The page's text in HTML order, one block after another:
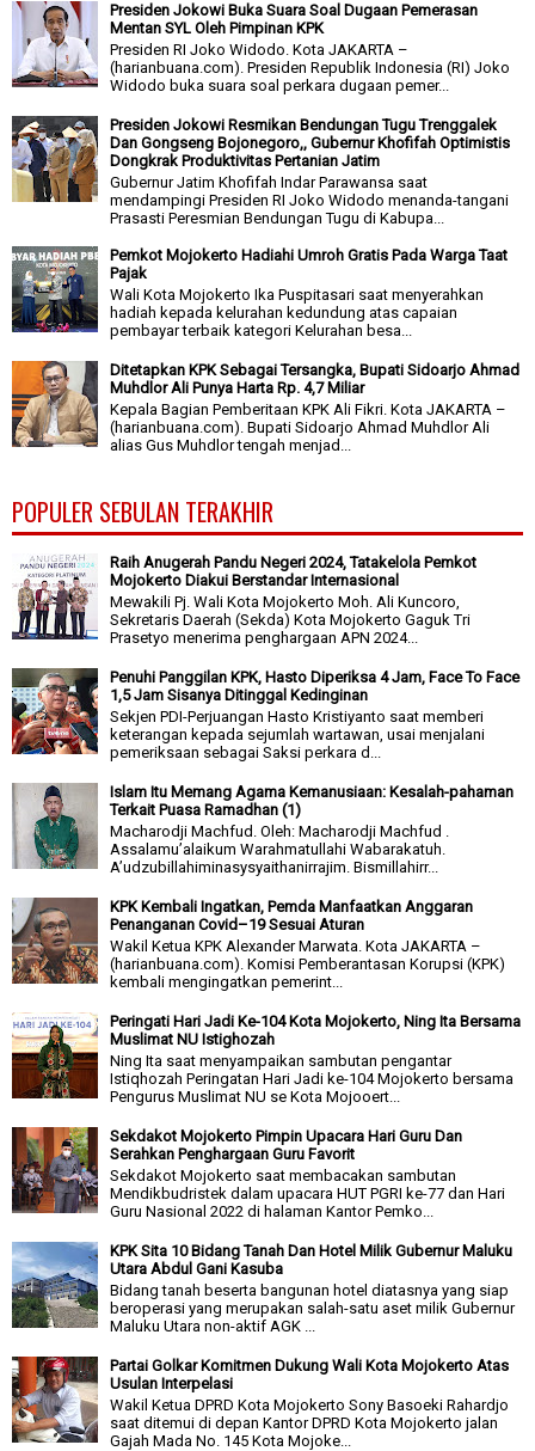
Presiden Jokowi Buka Suara Soal Dugaan Pemerasan
Mentan SYL Oleh Pimpinan KPK
Presiden RI Joko Widodo. Kota JAKARTA –
(harianbuana.com). Presiden Republik Indonesia (RI) Joko
Widodo buka suara soal perkara dugaan pemer...
Presiden Jokowi Resmikan Bendungan Tugu Trenggalek
Dan Gongseng Bojonegoro,, Gubernur Khofifah Optimistis
Dongkrak Produktivitas Pertanian Jatim
Gubernur Jatim Khofifah Indar Parawansa saat
mendampingi Presiden RI Joko Widodo menanda-tangani
Prasasti Peresmian Bendungan Tugu di Kabupa...
Pemkot Mojokerto Hadiahi Umroh Gratis Pada Warga Taat
Pajak
Wali Kota Mojokerto Ika Puspitasari saat menyerahkan
hadiah kepada kelurahan kedundung atas capaian
pembayar terbaik kategori Kelurahan besa...
Ditetapkan KPK Sebagai Tersangka, Bupati Sidoarjo Ahmad
Muhdlor Ali Punya Harta Rp. 4,7 Miliar
Kepala Bagian Pemberitaan KPK Ali Fikri. Kota JAKARTA –
(harianbuana.com). Bupati Sidoarjo Ahmad Muhdlor Ali
alias Gus Muhdlor tengah menjad...
POPULER SEBULAN TERAKHIR
Raih Anugerah Pandu Negeri 2024, Tatakelola Pemkot
Mojokerto Diakui Berstandar Internasional
Mewakili Pj. Wali Kota Mojokerto Moh. Ali Kuncoro,
Sekretaris Daerah (Sekda) Kota Mojokerto Gaguk Tri
Prasetyo menerima penghargaan APN 2024...
Penuhi Panggilan KPK, Hasto Diperiksa 4 Jam, Face To Face
1,5 Jam Sisanya Ditinggal Kedinginan
Sekjen PDI-Perjuangan Hasto Kristiyanto saat memberi
keterangan kepada sejumlah wartawan, usai menjalani
pemeriksaan sebagai Saksi perkara d...
Islam Itu Memang Agama Kemanusiaan: Kesalah-pahaman
Terkait Puasa Ramadhan (1)
Macharodji Machfud. Oleh: Macharodji Machfud .
Assalamu’alaikum Warahmatullahi Wabarakatuh.
A’udzubillahiminasysyaithanirrajim. Bismillahirr...
KPK Kembali Ingatkan, Pemda Manfaatkan Anggaran
Penanganan Covid–19 Sesuai Aturan
Wakil Ketua KPK Alexander Marwata. Kota JAKARTA –
(harianbuana.com). Komisi Pemberantasan Korupsi (KPK)
kembali mengingatkan pemerint...
Peringati Hari Jadi Ke-104 Kota Mojokerto, Ning Ita Bersama
Muslimat NU Istighozah
Ning Ita saat menyampaikan sambutan pengantar
Istiqhozah Peringatan Hari Jadi ke-104 Mojokerto bersama
Pengurus Muslimat NU se Kota Mojooert...
Sekdakot Mojokerto Pimpin Upacara Hari Guru Dan
Serahkan Penghargaan Guru Favorit
Sekdakot Mojokerto saat membacakan sambutan
Mendikbudristek dalam upacara HUT PGRI ke-77 dan Hari
Guru Nasional 2022 di halaman Kantor Pemko...
KPK Sita 10 Bidang Tanah Dan Hotel Milik Gubernur Maluku
Utara Abdul Gani Kasuba
Bidang tanah beserta bangunan hotel diatasnya yang siap
beroperasi yang merupakan salah-satu aset milik Gubernur
Maluku Utara non-aktif AGK ...
Partai Golkar Komitmen Dukung Wali Kota Mojokerto Atas
Usulan Interpelasi
Wakil Ketua DPRD Kota Mojokerto Sony Basoeki Rahardjo
saat ditemui di depan Kantor DPRD Kota Mojokerto jalan
Gajah Mada No. 145 Kota Mojoke...